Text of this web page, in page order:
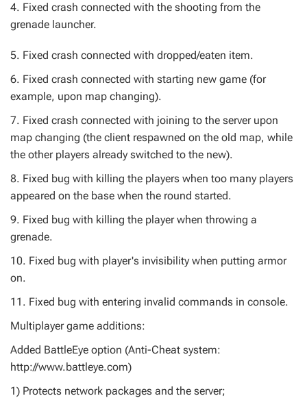
4. Fixed crash connected with the shooting from the
grenade launcher.
5. Fixed crash connected with dropped/eaten item.
6. Fixed crash connected with starting new game (for
example, upon map changing).
7. Fixed crash connected with joining to the server upon
map changing (the client respawned on the old map, while
the other players already switched to the new).
8. Fixed bug with killing the players when too many players
appeared on the base when the round started.
9. Fixed bug with killing the player when throwing a
grenade.
10. Fixed bug with player's invisibility when putting armor
on.
11. Fixed bug with entering invalid commands in console.
Multiplayer game additions:
Added BattleEye option (Anti-Cheat system:
http://www.battleye.com)
1) Protects network packages and the server;